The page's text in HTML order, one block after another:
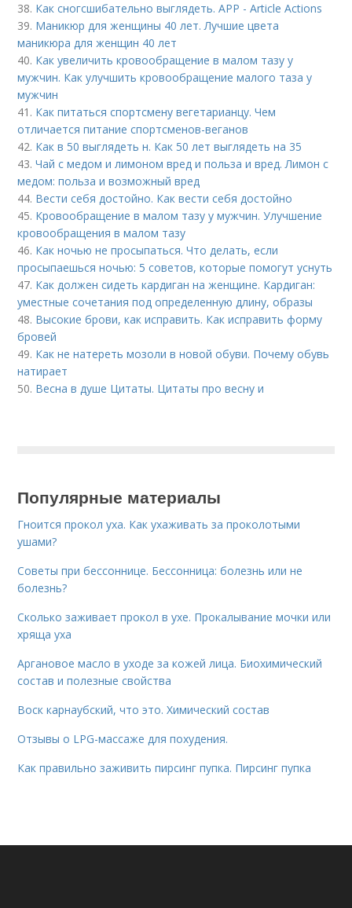
38. Как сногсшибательно выглядеть. APP - Article Actions
39. Маникюр для женщины 40 лет. Лучшие цвета
маникюра для женщин 40 лет
40. Как увеличить кровообращение в малом тазу у
мужчин. Как улучшить кровообращение малого таза у
мужчин
41. Как питаться спортсмену вегетарианцу. Чем
отличается питание спортсменов-веганов
42. Как в 50 выглядеть н. Как 50 лет выглядеть на 35
43.Чай с медом и лимоном вред и польза и вред. Лимон с
медом: польза и возможный вред
44. Вести себя достойно. Как вести себя достойно
45. Кровообращение в малом тазу у мужчин. Улучшение
кровообращения в малом тазу
46. Как ночью не просыпаться. Что делать, если
просыпаешься ночью: 5 советов, которые помогут уснуть
47. Как должен сидеть кардиган на женщине. Кардиган:
уместные сочетания под определенную длину, образы
48. Высокие брови, как исправить. Как исправить форму
бровей
49. Как не натереть мозоли в новой обуви. Почему обувь
натирает
50. Весна в душе Цитаты. Цитаты про весну и
Популярные материалы
Гноится прокол уха. Как ухаживать за проколотыми
ушами?
Советы при бессоннице. Бессонница: болезнь или не
болезнь?
Сколько заживает прокол в ухе. Прокалывание мочки или
хряща уха
Аргановое масло в уходе за кожей лица. Биохимический
состав и полезные свойства
Воск карнаубский, что это. Химический состав
Отзывы о LPG-массаже для похудения.
Как правильно заживить пирсинг пупка. Пирсинг пупка